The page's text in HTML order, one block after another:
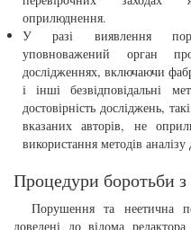
оприлюднення.
У разі виявлення
уповноважений орган
дослідженнях, включаючи
і інші безвідповідальні
достовірність досліджень,
вказаних авторів, не
використання методів
Процедури боротьби
Порушення та неетична
доведені до відома